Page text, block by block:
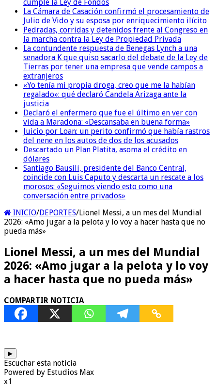
cumple la Ley de Fondos
La Cámara de Casación confirmó el procesamiento de
Julio de Vido y su esposa por enriquecimiento ilícito
Pedradas, corridas y detenidos frente al Congreso en
la marcha contra la Ley de Propiedad Privada
La contundente respuesta de Benegas Lynch a una
senadora K que quiso sacarlo del debate de la Ley de
Tierras por tener una empresa que vende campos a
extranjeros
«Yo tenía mi propia droga, creo que me la habían
regalado»: qué declaró Candela Arizaga ante la
justicia
Declaró el enfermero que fue el último en ver con
vida a Maradona: «Descansaba en buena forma»
Juicio por Loan: un perito confirmó que había rastros
del nene en los autos de dos de los acusados
Descartado un Plan Platita, asoma el crédito en
dólares
Santiago Bausili, presidente del Banco Central,
coincide con Luis Caputo y descarta un rescate a los
morosos: «Seguimos viendo esto como una
conversación entre privados»
INICIO/DEPORTES/Lionel Messi, a un mes del Mundial
2026: «Amo jugar a la pelota y lo voy a hacer hasta que no
pueda más»
Lionel Messi, a un mes del Mundial
2026: «Amo jugar a la pelota y lo voy
a hacer hasta que no pueda más»
COMPARTIR NOTICIA
▶
Escuchar esta noticia
Powered by Estudios Max
x1